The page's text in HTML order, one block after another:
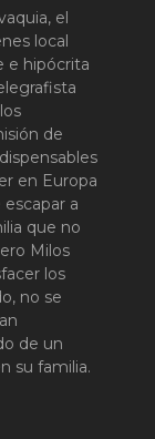
el
local
e hipócrita
de
en Europa
a
que no
Milos
los
no se
de un
su familia.